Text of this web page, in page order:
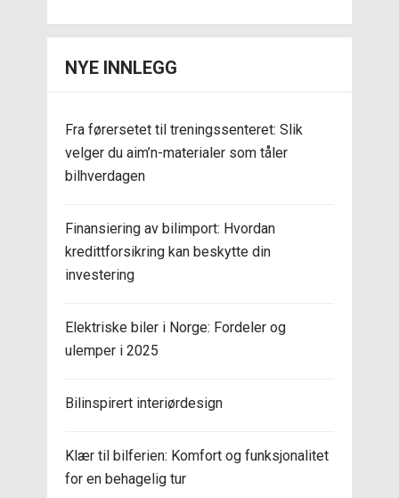
NYE INNLEGG
Fra førersetet til treningssenteret: Slik
velger du aim’n-materialer som tåler
bilhverdagen
Finansiering av bilimport: Hvordan
kredittforsikring kan beskytte din
investering
Elektriske biler i Norge: Fordeler og
ulemper i 2025
Bilinspirert interiørdesign
Klær til bilferien: Komfort og funksjonalitet
for en behagelig tur